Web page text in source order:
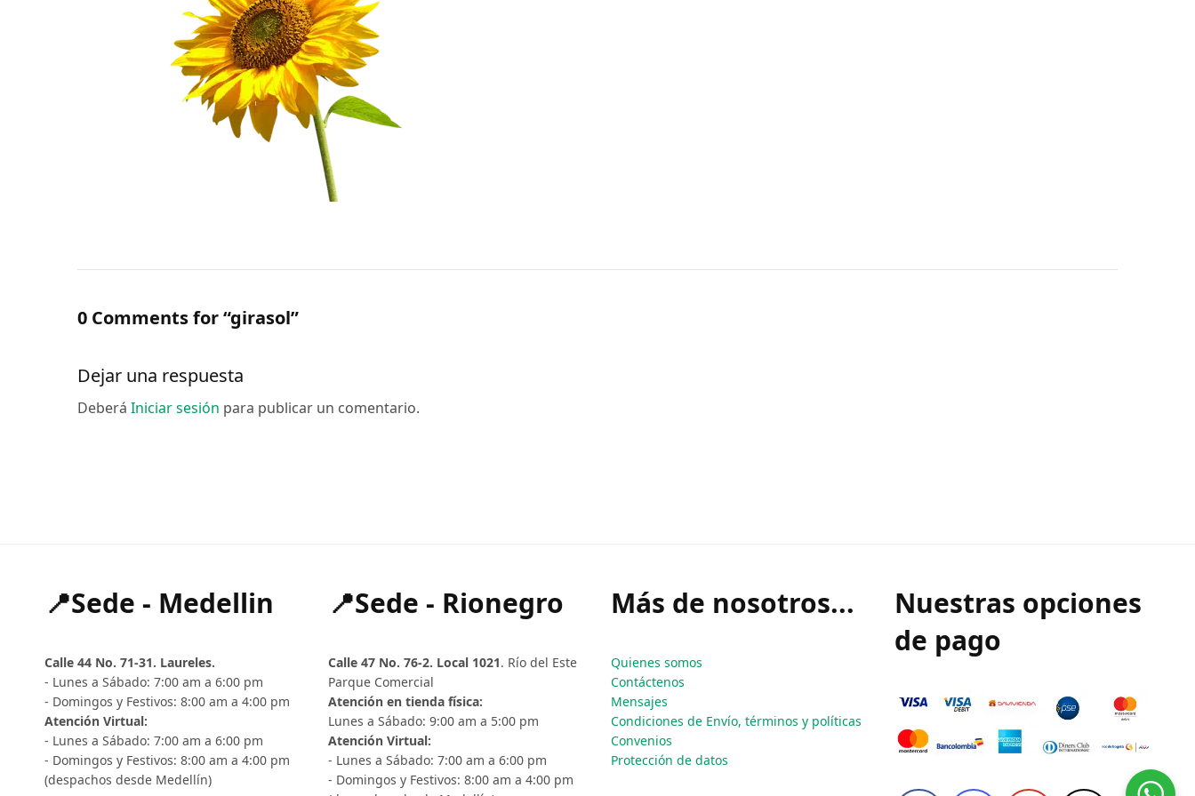
0 Comments for “girasol”
Dejar una respuesta
DeberáIniciar sesión para publicar un comentario.
📍Sede - Medellin
Calle 44 No. 71-31. Laureles.
- Lunes a Sábado: 7:00 am a 6:00 pm
- Domingos y Festivos: 8:00 am a 4:00 pm
Atención Virtual:
- Lunes a Sábado: 7:00 am a 6:00 pm
- Domingos y Festivos: 8:00 am a 4:00 pm
(despachos desde Medellín)
📍Sede - Rionegro
Calle 47 No. 76-2. Local 1021. Río del Este
Parque Comercial
Atención en tienda física:
Lunes a Sábado: 9:00 am a 5:00 pm
Atención Virtual:
- Lunes a Sábado: 7:00 am a 6:00 pm
- Domingos y Festivos: 8:00 am a 4:00 pm
Más de nosotros...
Quienes somos
Contáctenos
Mensajes
Condiciones de Envío, términos y políticas
Convenios
Protección de datos
Nuestras opciones
de pago